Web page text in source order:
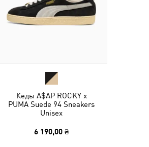
Кеды A$AP ROCKY x
PUMA Suede 94 Sneakers
Unisex
6 190,00 ₴